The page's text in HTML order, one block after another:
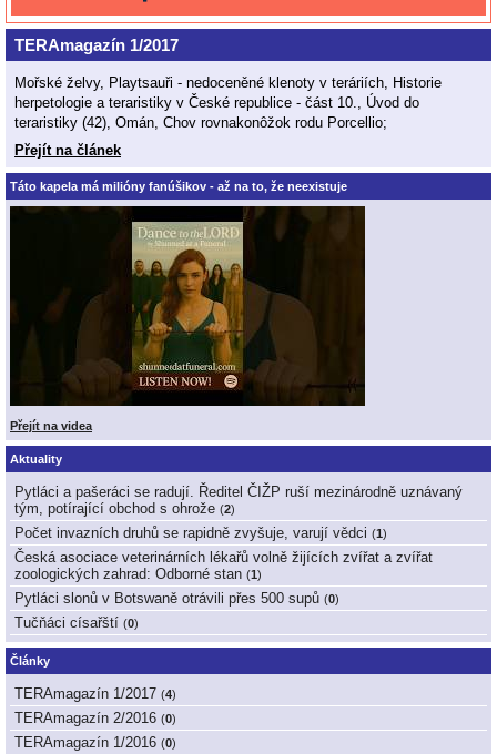
TERAmagazín 1/2017
Mořské želvy, Playtsauři - nedoceněné klenoty v teráriích, Historie
herpetologie a teraristiky v České republice - část 10., Úvod do
teraristiky (42), Omán, Chov rovnakonôžok rodu Porcellio;
Přejít na článek
Táto kapela má milióny fanúšikov - až na to, že neexistuje
Přejít na videa
Aktuality
Pytláci a pašeráci se radují. Ředitel ČIŽP ruší mezinárodně uznávaný
tým, potírající obchod s ohrože (2)
Počet invazních druhů se rapidně zvyšuje, varují vědci (1)
Česká asociace veterinárních lékařů volně žijících zvířat a zvířat
zoologických zahrad: Odborné stan (1)
Pytláci slonů v Botswaně otrávili přes 500 supů (0)
Tučňáci císařští (0)
Články
TERAmagazín 1/2017 (4)
TERAmagazín 2/2016 (0)
TERAmagazín 1/2016 (0)